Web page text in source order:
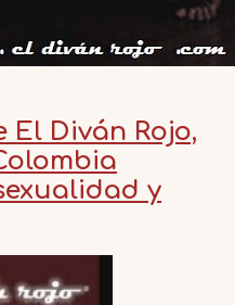
Diván Rojo,
y